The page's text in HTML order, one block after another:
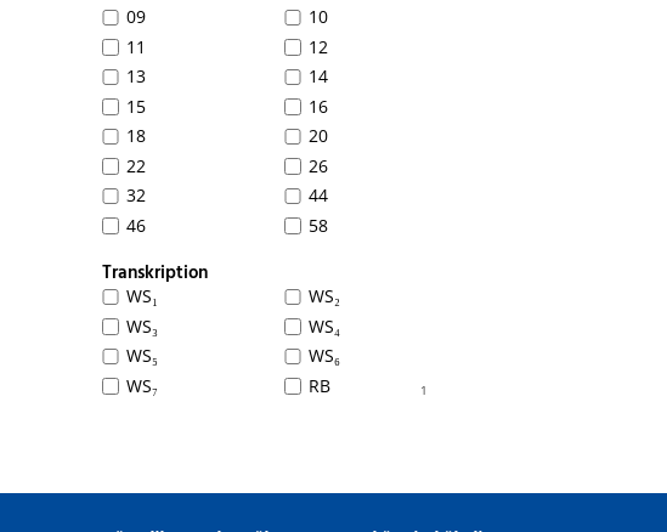
09
10
11
12
13
14
15
16
18
20
22
26
32
44
46
58
Transkription
WS₁
WS₂
WS₃
WS₄
WS₅
WS₆
WS₇
1
RB